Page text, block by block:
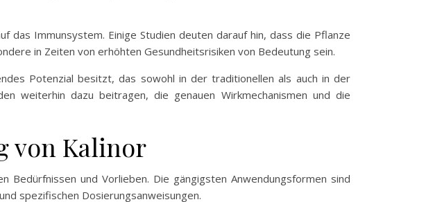
Immunsystem. Einige Studien deuten darauf hin, dass die Pflanze
in Zeiten von erhöhten Gesundheitsrisiken von Bedeutung sein.
Potenzial besitzt, das sowohl in der traditionellen als auch in der
weiterhin dazu beitragen, die genauen Wirkmechanismen und die
von Kalinor
Bedürfnissen und Vorlieben. Die gängigsten Anwendungsformen sind
spezifischen Dosierungsanweisungen.